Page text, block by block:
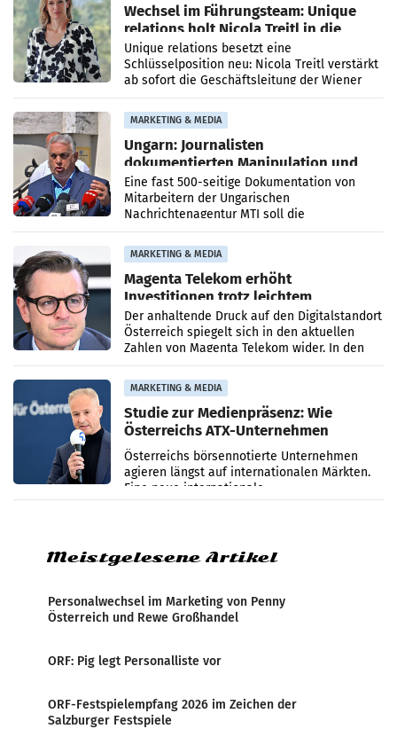
Wechsel im Führungsteam: Unique
relations holt Nicola Treitl in die
Geschäftsleitung
Unique relations besetzt eine
Schlüsselposition neu: Nicola Treitl verstärkt
ab sofort die Geschäftsleitung der Wiener
PR-Agentur an der Seite von Josef Kalina und
Anna Kalina-Mahr.
MARKETING & MEDIA
Ungarn: Journalisten
dokumentierten Manipulation und
Zensur
Eine fast 500-seitige Dokumentation von
Mitarbeitern der Ungarischen
Nachrichtenagentur MTI soll die
systematische Nachrichten-Manipulation und
Zensur bei der Agentur während der Zeit
MARKETING & MEDIA
Magenta Telekom erhöht
Investitionen trotz leichtem
Umsatzrückgang
Der anhaltende Druck auf den Digitalstandort
Österreich spiegelt sich in den aktuellen
Zahlen von Magenta Telekom wider. In den
ersten sechs Monaten des laufenden Jahres
verzeichnete
MARKETING & MEDIA
Studie zur Medienpräsenz: Wie
Österreichs ATX-Unternehmen
international wahrgenommen
werden
Österreichs börsennotierte Unternehmen
agieren längst auf internationalen Märkten.
Eine neue internationale
Medienresonanzanalyse untersucht die
Meistgelesene Artikel
Personalwechsel im Marketing von Penny
Österreich und Rewe Großhandel
ORF: Pig legt Personalliste vor
ORF-Festspielempfang 2026 im Zeichen der
Salzburger Festspiele